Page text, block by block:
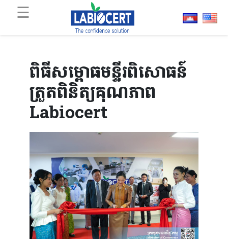
☰ ×
ពិធីសម្ពោធមន្ទីរពិសោធន៍
ត្រួតពិនិត្យគុណភាព
Labiocert